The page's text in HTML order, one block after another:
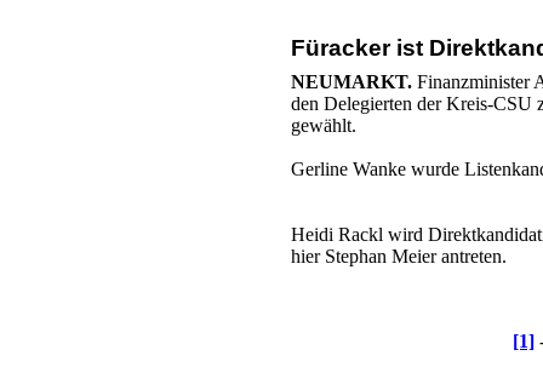
Füracker ist
NEUMARKT. Finanzminister
den Delegierten der Kreis-CSU
gewählt.
Gerline Wanke wurde
Heidi Rackl wird
hier Stephan Meier antreten.
[1]